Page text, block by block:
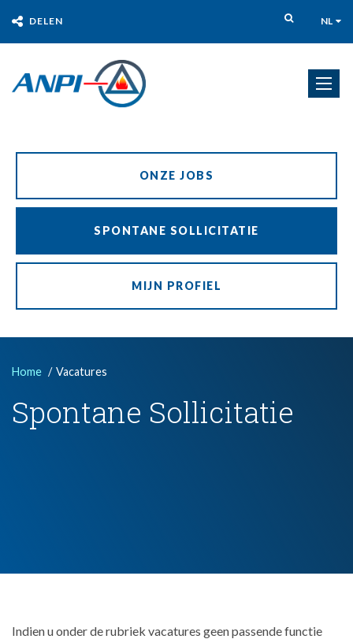
DELEN NL
ONZE JOBS
SPONTANE SOLLICITATIE
MIJN PROFIEL
Home Vacatures
Spontane Sollicitatie
Indien u onder de rubriek vacatures geen passende functie